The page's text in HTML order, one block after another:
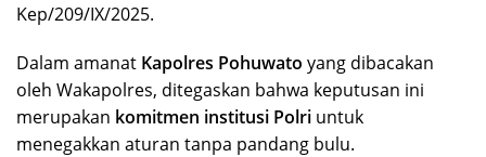
Kep/209/IX/2025.
Dalam amanat Kapolres Pohuwato yang dibacakan
oleh Wakapolres, ditegaskan bahwa keputusan ini
merupakan komitmen institusi Polri untuk
menegakkan aturan tanpa pandang bulu.